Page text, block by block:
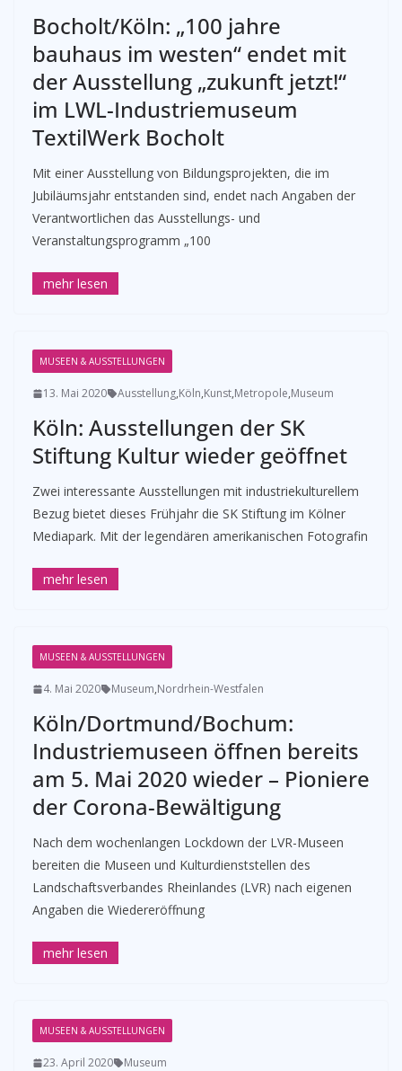
Bocholt/Köln: „100 jahre
bauhaus im westen“ endet mit
der Ausstellung „zukunft jetzt!“
im LWL-Industriemuseum
TextilWerk Bocholt
Mit einer Ausstellung von Bildungsprojekten, die im
Jubiläumsjahr entstanden sind, endet nach Angaben der
Verantwortlichen das Ausstellungs- und
Veranstaltungsprogramm „100
MUSEEN & AUSSTELLUNGEN
13. Mai 2020 Ausstellung,Köln,Kunst,Metropole,Museum
Köln: Ausstellungen der SK
Stiftung Kultur wieder geöffnet
Zwei interessante Ausstellungen mit industriekulturellem
Bezug bietet dieses Frühjahr die SK Stiftung im Kölner
Mediapark. Mit der legendären amerikanischen Fotografin
MUSEEN & AUSSTELLUNGEN
4. Mai 2020 Museum,Nordrhein-Westfalen
Köln/Dortmund/Bochum:
Industriemuseen öffnen bereits
am 5. Mai 2020 wieder – Pioniere
der Corona-Bewältigung
Nach dem wochenlangen Lockdown der LVR-Museen
bereiten die Museen und Kulturdienststellen des
Landschaftsverbandes Rheinlandes (LVR) nach eigenen
Angaben die Wiedereröffnung
MUSEEN & AUSSTELLUNGEN
23. April 2020 Museum